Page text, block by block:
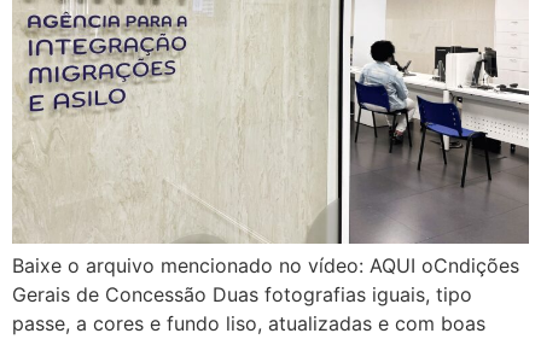
Baixe o arquivo mencionado no vídeo: AQUI oCndições
Gerais de Concessão Duas fotografias iguais, tipo
passe, a cores e fundo liso, atualizadas e com boas